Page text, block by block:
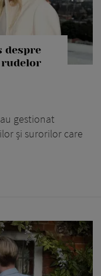
despre
gestionat
și surorilor care